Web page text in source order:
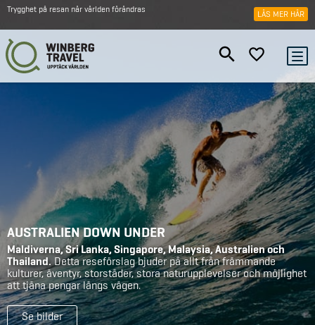
Trygghet på resan när världen förändras LÄS MER HÄR
AUSTRALIEN DOWN UNDER
Maldiverna, Sri Lanka, Singapore, Malaysia, Australien och
Thailand.Detta reseförslag bjuder på allt från främmande
kulturer, äventyr, storstäder, stora naturupplevelser och möjlighet
att tjäna pengar längs vägen.
Se bilder